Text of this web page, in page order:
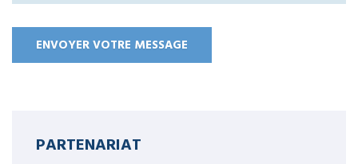
PARTENARIAT